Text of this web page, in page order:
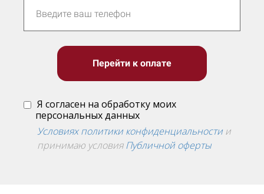
Перейти к оплате
Я согласен на обработку моих
персональных данных
Условиях политики конфиденциальности и
принимаю условияПубличной оферты